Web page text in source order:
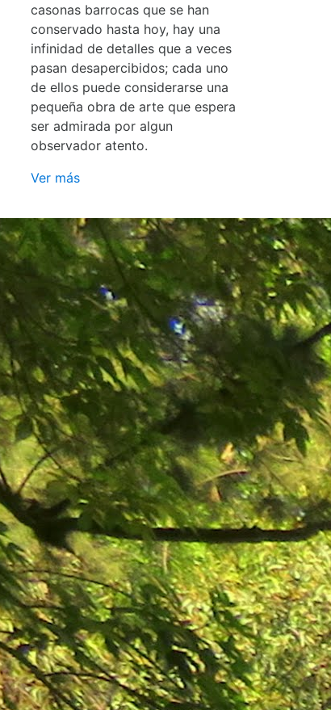
casonas barrocas que se han
conservado hasta hoy, hay una
infinidad de detalles que a veces
pasan desapercibidos; cada uno
de ellos puede considerarse una
pequeña obra de arte que espera
ser admirada por algun
observador atento.
Ver más